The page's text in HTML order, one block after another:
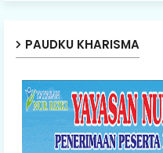
PAUDKU KHARISMA